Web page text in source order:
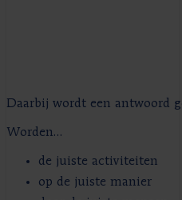
Daarbij wordt een antwoord
Worden...
de juiste activiteiten
op de juiste manier